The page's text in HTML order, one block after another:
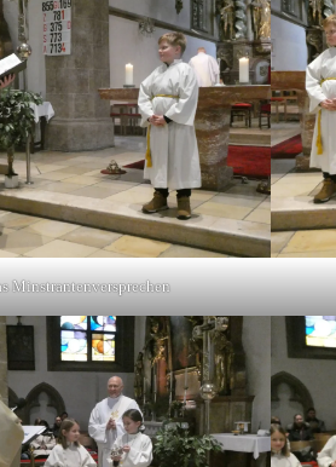
Minstrantenversprechen